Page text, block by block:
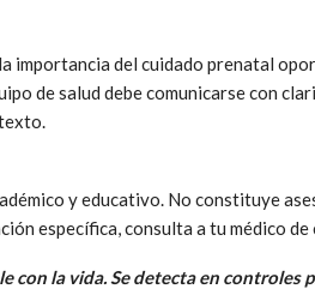
importancia del cuidado prenatal
de salud debe comunicarse con
y educativo. No constituye
específica, consulta a tu médico de
con la vida. Se detecta en controles